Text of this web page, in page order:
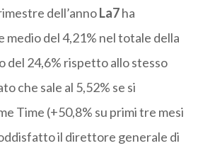
dell’annoLa7ha
medio del 4,21% nel totale della
del 24,6% rispetto allo stesso
che sale al 5,52% se si
Time (+50,8% su primi tre mesi
il direttore generale di